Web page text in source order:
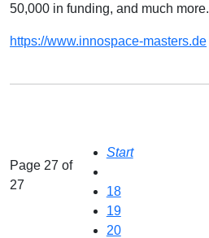
50,000 in funding, and much more.
https://www.innospace-masters.de
Page 27 of
27
Start
18
19
20